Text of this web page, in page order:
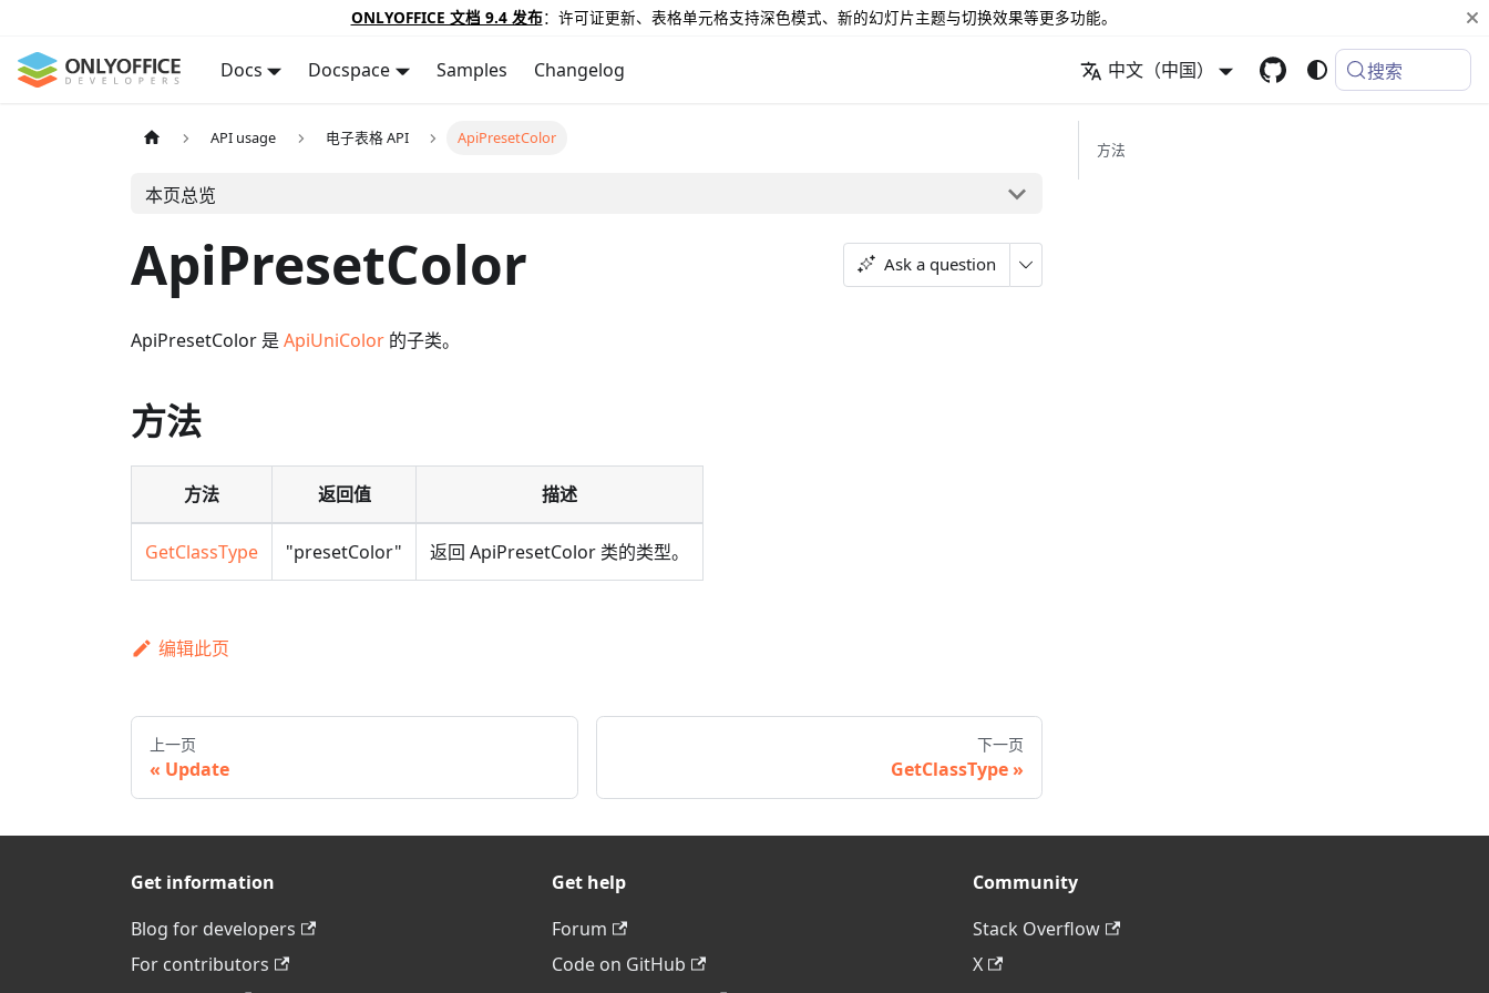
ONLYOFFICE 文档 9.4 发布：许可证更新、表格单元格支持深色模式、新的幻灯片主题与切换效果等更多功能。
Docs Docspace Samples Changelog 中文（中国） 搜索
API usage 电子表格 API ApiPresetColor
本页总览
ApiPresetColor Ask a question
ApiPresetColor 是 ApiUniColor 的子类。
方法
方法 返回值 描述
GetClassType "presetColor" 返回 ApiPresetColor 类的类型。
编辑此页
上一页
Update
下一页
GetClassType
方法
Get information
Blog for developers
For contributors
Get help
Forum
Code on GitHub
Community
Stack Overflow
X